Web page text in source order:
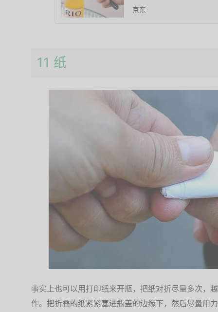
京东
11 纸
事实上也可以用打印纸来开瓶，把纸对折尽量多次，
作。把折叠的纸紧紧塞进瓶盖的边缘下，然后尽量用